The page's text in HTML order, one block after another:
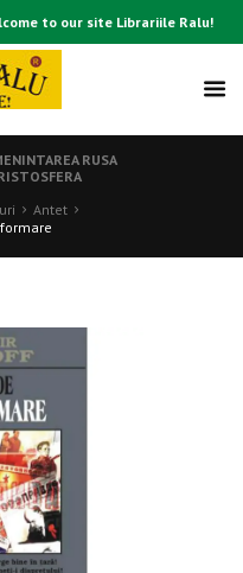
to our site Librariile Ralu!
RUSA
Antet